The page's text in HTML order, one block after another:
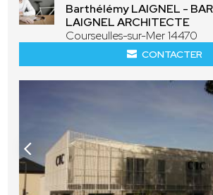
Barthélémy LAIGNEL -
LAIGNEL ARCHITECTE
Courseulles-sur-Mer 14470
CONTACTER